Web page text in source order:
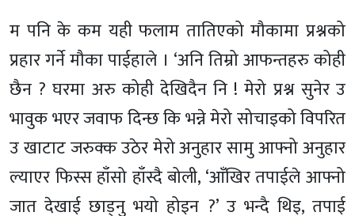
म पनि के कम यही फलाम तातिएको मौकामा प्रश्नको
प्रहार गर्ने मौका पाईहाले । ‘अनि तिम्रो आफन्तहरु कोही
छैन ? घरमा अरु कोही देखिदैन नि ! मेरो प्रश्न सुनेर उ
भावुक भएर जवाफ दिन्छ कि भन्ने मेरो सोचाइको विपरित
उ खाटाट जरुक्क उठेर मेरो अनुहार सामु आफ्नो अनुहार
ल्याएर फिस्स हाँसो हाँस्दै बोली, ‘आँखिर तपाईले आफ्नो
जात देखाई छाड्नु भयो होइन ?’ उ भन्दै थिइ, तपाई